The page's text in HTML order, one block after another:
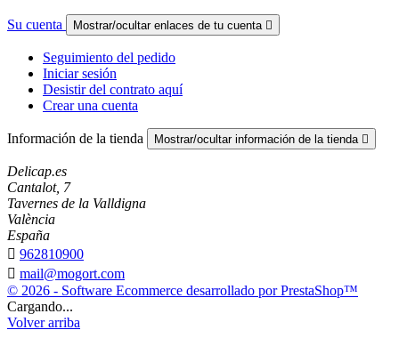
Su cuenta Mostrar/ocultar enlaces de tu cuenta 
Seguimiento del pedido
Iniciar sesión
Desistir del contrato aquí
Crear una cuenta
Información de la tienda Mostrar/ocultar información de la tienda 
Delicap.es
Cantalot, 7
Tavernes de la Valldigna
València
España
 962810900
 mail@mogort.com
© 2026 - Software Ecommerce desarrollado por PrestaShop™
Cargando...
Volver arriba